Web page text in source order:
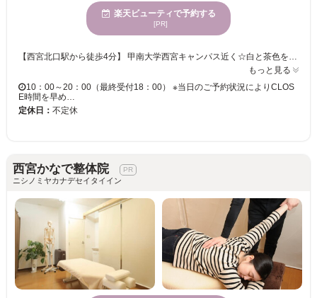
楽天ビューティで予約する
[PR]
【西宮北口駅から徒歩4分】 甲南大学西宮キャンパス近く☆白と茶色を基調とした落ち着きのある店内。バリアフリーになっていますので、車いす・ベビーカーでも気軽にご来店下さい♪大型ショッピングモールが近くにあるので、買い物ついでやお仕事帰りなどにぜひご利用下さい★ お客様の身体の状態をしっかりヒアリングし、今の状態に合った施術を行いますので、ツライ箇所・じっくりほぐしてほしい場所などがありましたら気軽にお伝え下さい。 ニーズに合わせてお選び出来るよう、ショートタイム～ロングタイムのメニューをご用意しております☆むくみ・冷え・歪みetc・・・身体の不調でお悩みの方は、ぜひ『Karada Renovation』へお越し下さい♪お客様のご来店を心よりお待ちしております。
もっと見る
10：00～20：00（最終受付18：00） ※当日のご予約状況によりCLOS
E時間を早め…
定休日： 不定休
西宮かなで整体院
ニシノミヤカナデセイタイイン